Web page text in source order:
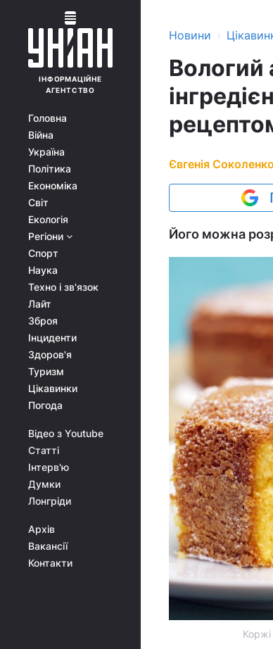
ІНФОРМАЦІЙНЕ
АГЕНТСТВО
Головна
Війна
Україна
Політика
Економіка
Світ
Екологія
Регіони
Спорт
Наука
Техно і зв'язок
Лайт
Зброя
Інциденти
Здоров'я
Туризм
Цікавинки
Погода
Відео з Youtube
Статті
Інтерв'ю
Думки
Лонгріди
Архів
Вакансії
Контакти
Новини ›
Вологий
Євгенія Соколенко
Його можна